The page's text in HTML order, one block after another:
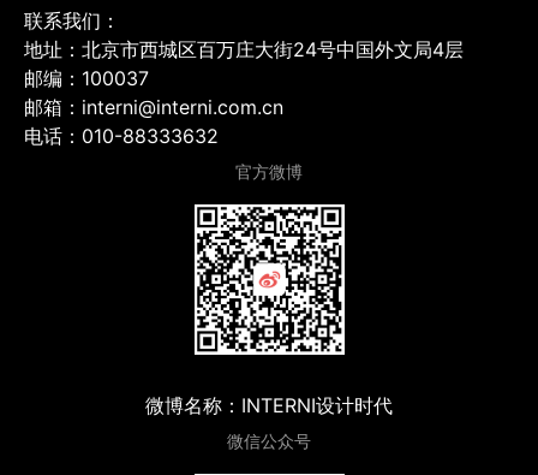
联系我们：
地址：北京市西城区百万庄大街24号中国外文局4层
邮编：100037
邮箱：interni@interni.com.cn
电话：010-88333632
官方微博
微博名称：INTERNI设计时代
微信公众号